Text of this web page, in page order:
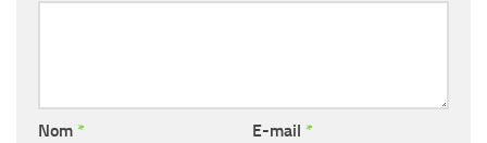
Nom * E-mail *